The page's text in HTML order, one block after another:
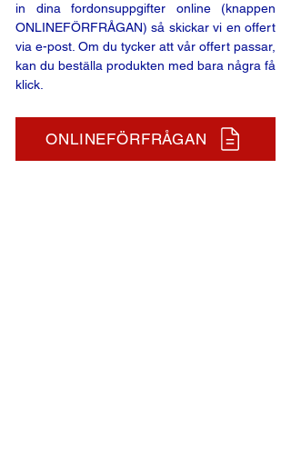
in dina fordonsuppgifter online (knappen
ONLINEFÖRFRÅGAN) så skickar vi en offert
via e-post. Om du tycker att vår offert passar,
kan du beställa produkten med bara några få
klick.
ONLINEFÖRFRÅGAN